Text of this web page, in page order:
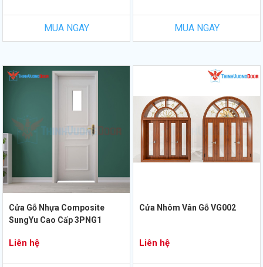
MUA NGAY MUA NGAY
Cửa Gỗ Nhựa Composite
SungYu Cao Cấp 3PNG1
Liên hệ
Cửa Nhôm Vân Gỗ VG002
Liên hệ